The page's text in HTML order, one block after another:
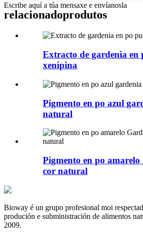
Escribe aquí a túa mensaxe e envíanosla
relacionadoprodutos
Extracto de gardenia en
xenipina
Pigmento en po azul
natural
Pigmento en po
cor natural
Bioway é un grupo profesional moi
produción e subministración de alimentos
2009.